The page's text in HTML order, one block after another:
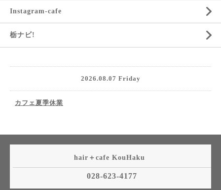
Instagram-cafe
栃ナビ!
2026.08.07 Friday
カフェ夏季休業
hair＋cafe KouHaku
028-623-4177